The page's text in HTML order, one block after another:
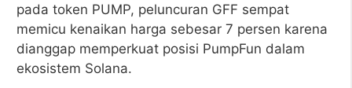
pada token PUMP, peluncuran GFF sempat
memicu kenaikan harga sebesar 7 persen karena
dianggap memperkuat posisi PumpFun dalam
ekosistem Solana.